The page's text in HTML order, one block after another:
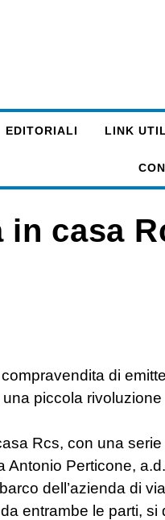
EDITORIALI LINK
casa
di
piccola rivoluzione
Rcs, con una
Antonio Perticone,
dell’azienda di
entrambe le parti,